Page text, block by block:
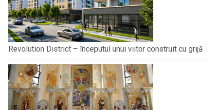
Revolution District – începutul unui viitor construit cu grijă